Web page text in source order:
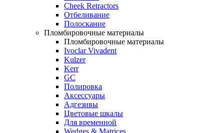
Cheek Retractors
Отбеливание
Полоскание
Пломбировочные материалы
Пломбировочные материалы
Ivoclar Vivadent
Kulzer
Kerr
GC
Полировка
Аксессуары
Адгезивы
Цветовые шкалы
Для временной
Wedges & Matrices